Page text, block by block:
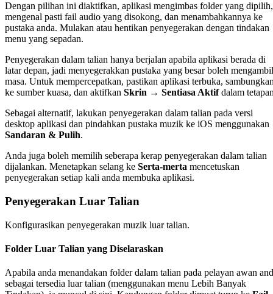
Dengan pilihan ini diaktifkan, aplikasi mengimbas folder yang dipilih,
mengenal pasti fail audio yang disokong, dan menambahkannya ke
pustaka anda. Mulakan atau hentikan penyegerakan dengan tindakan
menu yang sepadan.
Penyegerakan dalam talian hanya berjalan apabila aplikasi berada di
latar depan, jadi menyegerakkan pustaka yang besar boleh mengambil
masa. Untuk mempercepatkan, pastikan aplikasi terbuka,
ke sumber kuasa, dan aktifkan Skrin → Sentiasa Aktifdalam
Sebagai alternatif, lakukan penyegerakan dalam talian pada versi
desktop aplikasi dan pindahkan pustaka muzik ke iOS menggunakan
Sandaran & Pulih.
Anda juga boleh memilih seberapa kerap penyegerakan dalam talian
dijalankan. Menetapkan selang ke Serta-merta mencetuskan
penyegerakan setiap kali anda membuka aplikasi.
Penyegerakan Luar Talian
Konfigurasikan penyegerakan muzik luar talian.
Folder Luar Talian yang Diselaraskan
Apabila anda menandakan folder dalam talian pada pelayan awan
sebagai tersedia luar talian (menggunakan menu Lebih Banyak